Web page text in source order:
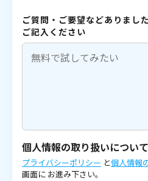
ご質問・ご要望などありまし
ご記入ください
個人情報の取り扱いについて
プライバシーポリシー と個人情報
画面に お進み下さい。